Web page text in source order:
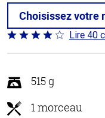
Choisissez votre
Coté
3.8 sur
Lire 40
515 g
1 morceau